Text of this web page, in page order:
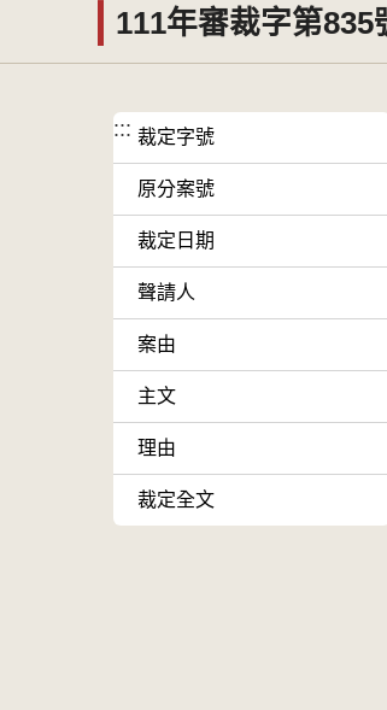
111年審裁字第835
::: 裁定字號
原分案號
裁定日期
聲請人
案由
主文
理由
裁定全文